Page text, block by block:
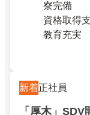
寮完備
資格取得
教育充実
新着正社員
「厚木」